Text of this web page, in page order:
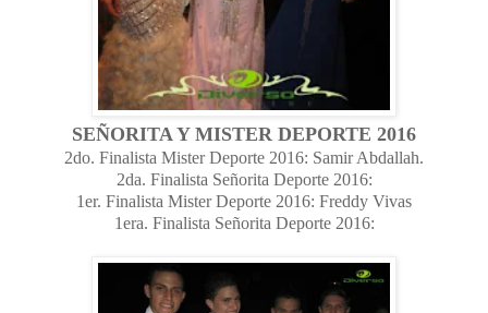
SEÑORITA Y MISTER DEPORTE 2016
2do. Finalista Mister Deporte 2016: Samir Abdallah.
2da. Finalista Señorita Deporte 2016:
1er. Finalista Mister Deporte 2016: Freddy Vivas
1era. Finalista Señorita Deporte 2016: